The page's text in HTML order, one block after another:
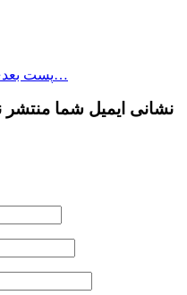
پست بعدی : انتظار فرج؛ انتظار همه ی خوبیها…
نشانی ایمیل شما منتشر